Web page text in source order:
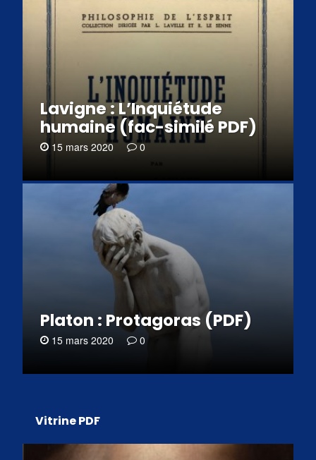
Lavigne : L’Inquiétude
humaine (fac-similé PDF)
15 mars 2020 0
Platon : Protagoras (PDF)
15 mars 2020 0
Vitrine PDF